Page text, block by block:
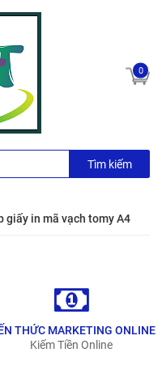
0
Tìm kiếm
giấy in mã vạch tomy A4
THỨC MARKETING ONLINE
Kiếm Tiền Online